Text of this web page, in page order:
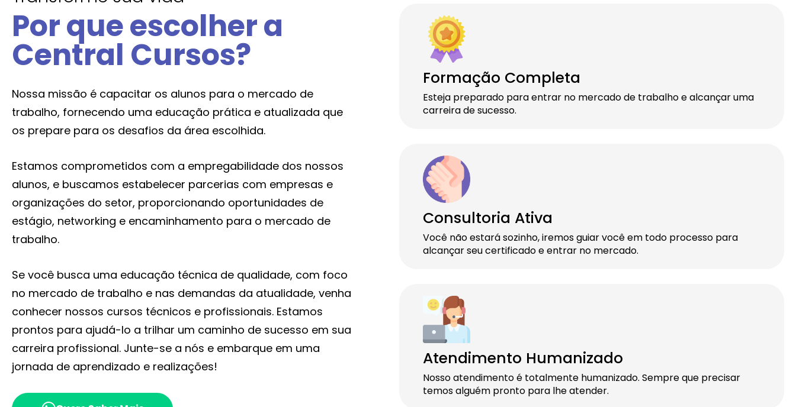
Por que escolher a
Central Cursos?
Nossa missão é capacitar os alunos para o mercado de
trabalho, fornecendo uma educação prática e atualizada que
os prepare para os desafios da área escolhida.
Estamos comprometidos com a empregabilidade dos nossos
alunos, e buscamos estabelecer parcerias com empresas e
organizações do setor, proporcionando oportunidades de
estágio, networking e encaminhamento para o mercado de
trabalho.
Se você busca uma educação técnica de qualidade, com foco
no mercado de trabalho e nas demandas da atualidade, venha
conhecer nossos cursos técnicos e profissionais. Estamos
prontos para ajudá-lo a trilhar um caminho de sucesso em sua
carreira profissional. Junte-se a nós e embarque em uma
jornada de aprendizado e realizações!
Formação Completa
Esteja preparado para entrar no mercado de trabalho e alcançar uma
carreira de sucesso.
Consultoria Ativa
Você não estará sozinho, iremos guiar você em todo processo para
alcançar seu certificado e entrar no mercado.
Atendimento Humanizado
Nosso atendimento é totalmente humanizado. Sempre que precisar
temos alguém pronto para lhe atender.